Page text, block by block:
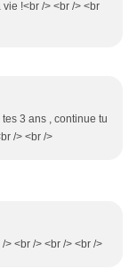
!<br /> <br /> <br
3 ans , continue tu
/> <br />
> <br /> <br /> <br />